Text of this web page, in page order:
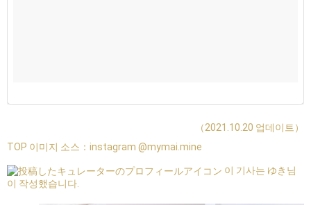
（2021.10.20 업데이트）
TOP 이미지 소스： instagram @mymai.mine
이 기사는 ゆき님
이 작성했습니다.